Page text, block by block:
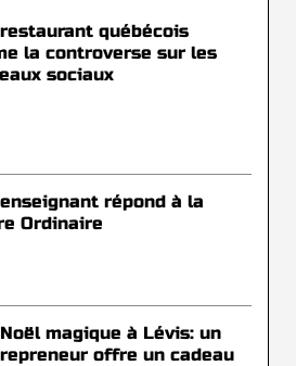
québécois
la controverse sur les
sociaux
répond à la
Ordinaire
magique à Lévis: un
offre un cadeau